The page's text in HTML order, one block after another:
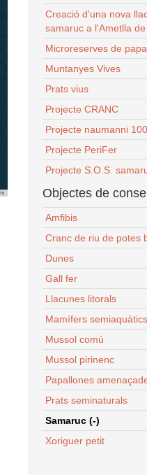
Creació d'una nova
samaruc a l'Ametlla
Microreserves de
Muntanyes Vives
Prats vius
Projecte CRANC
Projecte naumanni 100
Projecte PeriFer
Projecte S.O.S.
Objectes de
Amfibis
Cranc de riu de potes
Dunes
Gall fer
Llacunes litorals
Mamífers semiaquàtics
Mussol comú
Mussol pirinenc
Papallones
Prats seminaturals
Samaruc (-)
Xoriguer petit